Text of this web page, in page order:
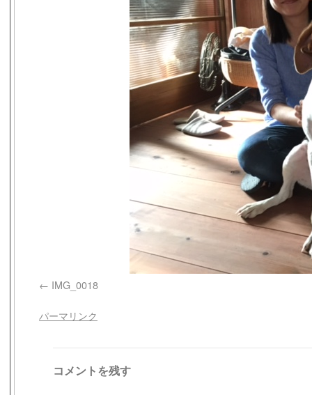
IMG_0018
パーマリンク
コメントを残す